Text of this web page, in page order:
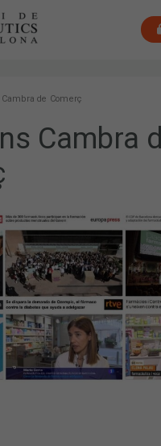
de Comerç
Cambra